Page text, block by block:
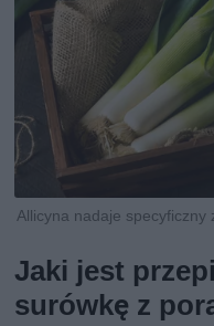
Allicyna nadaje
Jaki jest
surówkę z